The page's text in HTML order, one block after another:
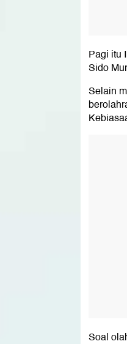
Pagi itu
Sido
Selain
Soal